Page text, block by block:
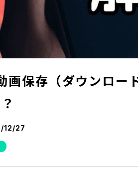
保存（ダウンロー
12/27